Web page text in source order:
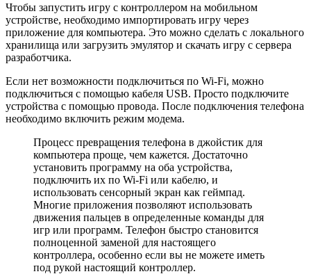
Чтобы запустить игру с контроллером на мобильном
устройстве, необходимо импортировать игру через
приложение для компьютера. Это можно сделать с локального
хранилища или загрузить эмулятор и скачать игру с сервера
разработчика.
Если нет возможности подключиться по Wi-Fi, можно
подключиться с помощью кабеля USB. Просто подключите
устройства с помощью провода. После подключения телефона
необходимо включить режим модема.
Процесс превращения телефона в джойстик для
компьютера проще, чем кажется. Достаточно
установить программу на оба устройства,
подключить их по Wi-Fi или кабелю, и
использовать сенсорный экран как геймпад.
Многие приложения позволяют использовать
движения пальцев в определенные команды для
игр или программ. Телефон быстро становится
полноценной заменой для настоящего
контроллера, особенно если вы не можете иметь
под рукой настоящий контроллер.